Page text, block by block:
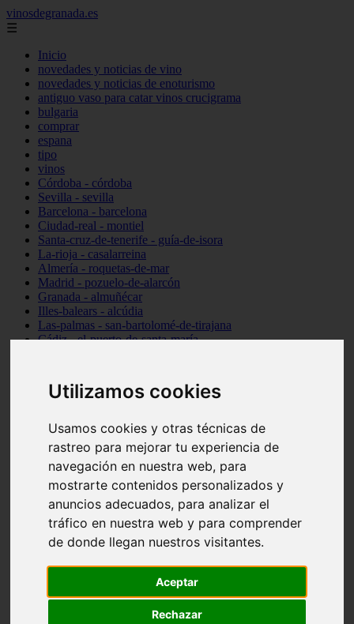
Utilizamos cookies
Usamos cookies y otras técnicas de
rastreo para mejorar tu experiencia de
navegación en nuestra web, para
mostrarte contenidos personalizados y
anuncios adecuados, para analizar el
tráfico en nuestra web y para comprender
de donde llegan nuestros visitantes.
Aceptar
Rechazar
vinosdegranada.es
☰
Inicio
novedades y noticias de vino
novedades y noticias de enoturismo
antiguo vaso para catar vinos crucigrama
bulgaria
comprar
espana
tipo
vinos
Córdoba - córdoba
Sevilla - sevilla
Barcelona - barcelona
Ciudad-real - montiel
Santa-cruz-de-tenerife - guía-de-isora
La-rioja - casalarreina
Almería - roquetas-de-mar
Madrid - pozuelo-de-alarcón
Granada - almuñécar
Illes-balears - alcúdia
Las-palmas - san-bartolomé-de-tirajana
Cádiz - el-puerto-de-santa-maría
Santa-cruz-de-tenerife - los-llanos-de-aridane
Cantabria - suances
Granada - monachil
Huesca - isábena
Huesca - alquézar
Huesca - castejón-de-sos
Sevilla - marinaleda
Córdoba - almedinilla
Navarra - zangoza
Cantabria - arenas-de-iguña
Barcelona - la-pobla-de-lillet
Las-palmas - yaiza